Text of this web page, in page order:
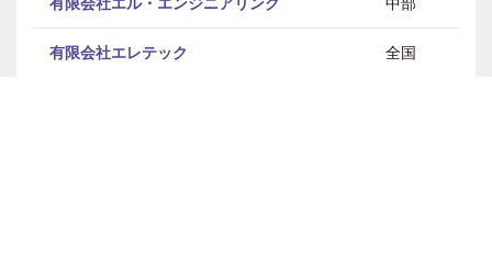
有限会社エレテック 全国